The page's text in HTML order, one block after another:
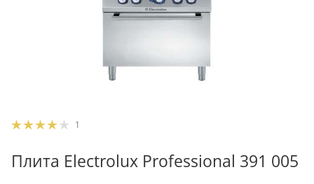
1
Плита Electrolux Professional 391 005